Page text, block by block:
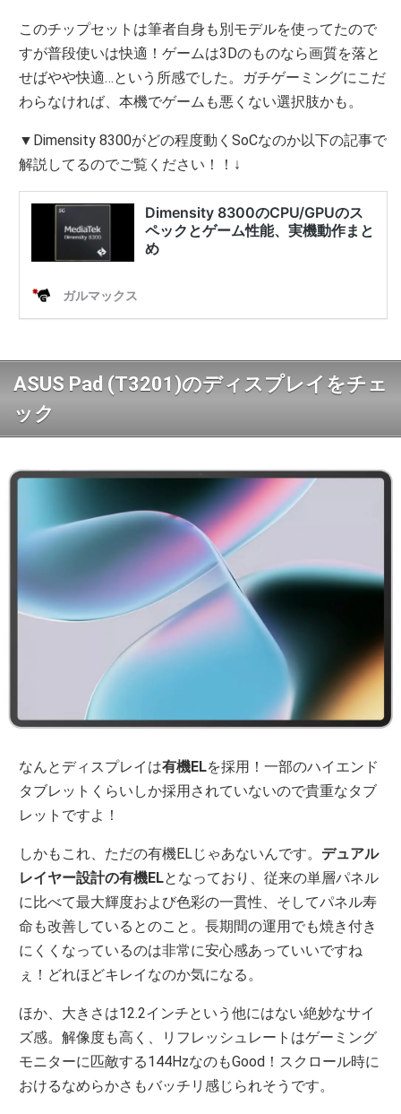
このチップセットは筆者自身も別モデルを使ってたので
すが普段使いは快適！ゲームは3Dのものなら画質を落と
せばやや快適…という所感でした。ガチゲーミングにこだ
わらなければ、本機でゲームも悪くない選択肢かも。
▼Dimensity 8300がどの程度動くSoCなのか以下の記事で
解説してるのでご覧ください！！↓
ASUS Pad (T3201)のディスプレイをチェ
ック
なんとディスプレイは有機ELを採用！一部のハイエンド
タブレットくらいしか採用されていないので貴重なタブ
レットですよ！
しかもこれ、ただの有機ELじゃあないんです。 デュアル
レイヤー設計の有機ELとなっており、従来の単層パネル
に比べて最大輝度および色彩の一貫性、そしてパネル寿
命も改善しているとのこと。長期間の運用でも焼き付き
にくくなっているのは非常に安心感あっていいですね
ぇ！どれほどキレイなのか気になる。
ほか、大きさは12.2インチという他にはない絶妙なサイ
ズ感。解像度も高く、リフレッシュレートはゲーミング
モニターに匹敵する144HzなのもGood！スクロール時に
おけるなめらかさもバッチリ感じられそうです。